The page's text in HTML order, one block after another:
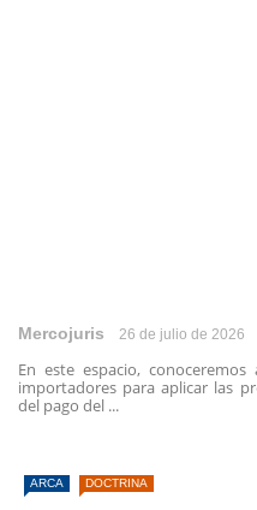
Mercojuris 26 de julio de 2026
En este espacio,
importadores para aplicar las
del pago del ...
ARCA DOCTRINA